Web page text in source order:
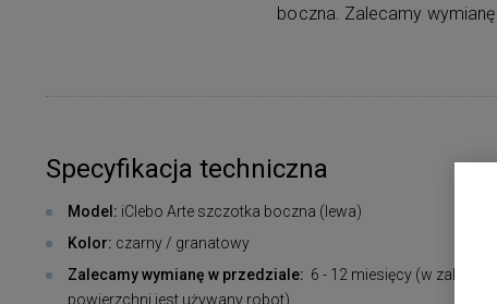
boczna. Zalecamy
Specyfikacja techniczna
Model: iClebo Arte szczotka boczna (lewa)
Kolor: czarny / granatowy
Zalecamy wymianę w przedziale: 6 - 12 miesięcy (w
powierzchni jest używany robot).